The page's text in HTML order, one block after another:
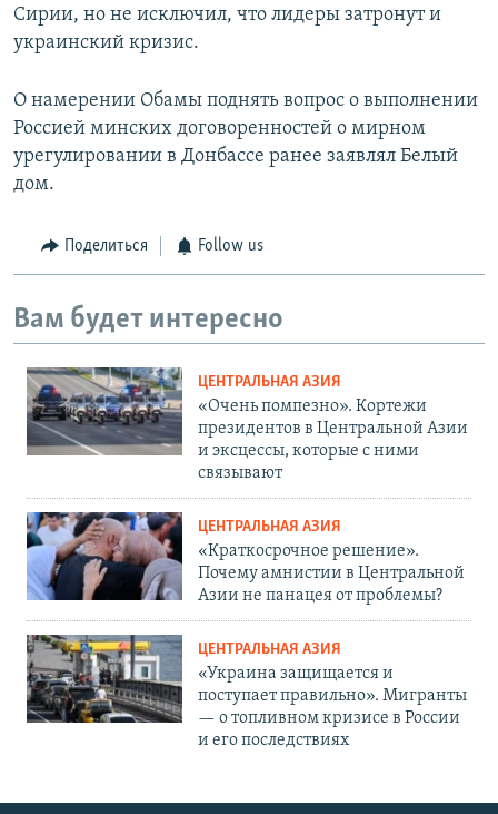
Сирии, но не исключил, что лидеры затронут и
украинский кризис.
О намерении Обамы поднять вопрос о выполнении
Россией минских договоренностей о мирном
урегулировании в Донбассе ранее заявлял Белый
дом.
Поделиться Follow us
Вам будет интересно
ЦЕНТРАЛЬНАЯ АЗИЯ
«Очень помпезно». Кортежи
президентов в Центральной Азии
и эксцессы, которые с ними
связывают
ЦЕНТРАЛЬНАЯ АЗИЯ
«Краткосрочное решение».
Почему амнистии в Центральной
Азии не панацея от проблемы?
ЦЕНТРАЛЬНАЯ АЗИЯ
«Украина защищается и
поступает правильно». Мигранты
— о топливном кризисе в России
и его последствиях